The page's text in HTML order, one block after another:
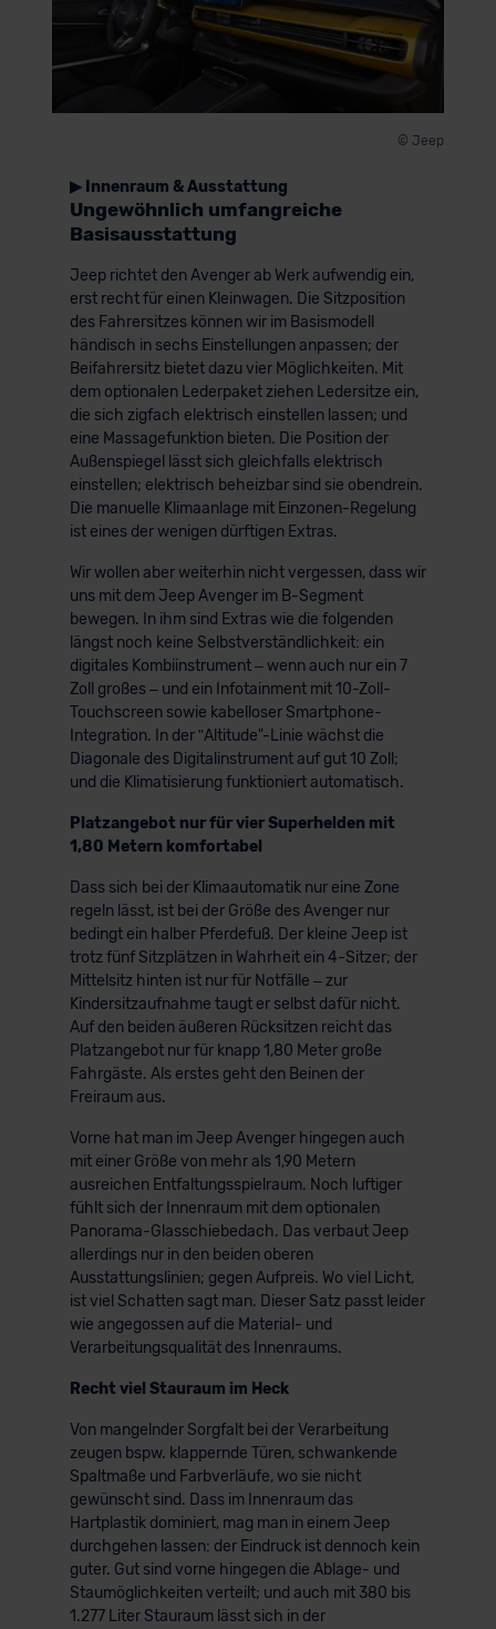
© Jeep
▶ Innenraum & Ausstattung
Ungewöhnlich umfangreiche
Basisausstattung
Jeep richtet den Avenger ab Werk aufwendig ein,
erst recht für einen Kleinwagen. Die Sitzposition
des Fahrersitzes können wir im Basismodell
händisch in sechs Einstellungen anpassen; der
Beifahrersitz bietet dazu vier Möglichkeiten. Mit
dem optionalen Lederpaket ziehen Ledersitze ein,
die sich zigfach elektrisch einstellen lassen; und
eine Massagefunktion bieten. Die Position der
Außenspiegel lässt sich gleichfalls elektrisch
einstellen; elektrisch beheizbar sind sie obendrein.
Die manuelle Klimaanlage mit Einzonen-Regelung
ist eines der wenigen dürftigen Extras.
Wir wollen aber weiterhin nicht vergessen, dass wir
uns mit dem Jeep Avenger im B-Segment
bewegen. In ihm sind Extras wie die folgenden
längst noch keine Selbstverständlichkeit: ein
digitales Kombiinstrument – wenn auch nur ein 7
Zoll großes – und ein Infotainment mit 10-Zoll-
Touchscreen sowie kabelloser Smartphone-
Integration. In der ʺAltitude"-Linie wächst die
Diagonale des Digitalinstrument auf gut 10 Zoll;
und die Klimatisierung funktioniert automatisch.
Platzangebot nur für vier Superhelden mit
1,80 Metern komfortabel
Dass sich bei der Klimaautomatik nur eine Zone
regeln lässt, ist bei der Größe des Avenger nur
bedingt ein halber Pferdefuß. Der kleine Jeep ist
trotz fünf Sitzplätzen in Wahrheit ein 4-Sitzer; der
Mittelsitz hinten ist nur für Notfälle – zur
Kindersitzaufnahme taugt er selbst dafür nicht.
Auf den beiden äußeren Rücksitzen reicht das
Platzangebot nur für knapp 1,80 Meter große
Fahrgäste. Als erstes geht den Beinen der
Freiraum aus.
Vorne hat man im Jeep Avenger hingegen auch
mit einer Größe von mehr als 1,90 Metern
ausreichen Entfaltungsspielraum. Noch luftiger
fühlt sich der Innenraum mit dem optionalen
Panorama-Glasschiebedach. Das verbaut Jeep
allerdings nur in den beiden oberen
Ausstattungslinien; gegen Aufpreis. Wo viel Licht,
ist viel Schatten sagt man. Dieser Satz passt leider
wie angegossen auf die Material- und
Verarbeitungsqualität des Innenraums.
Recht viel Stauraum im Heck
Von mangelnder Sorgfalt bei der Verarbeitung
zeugen bspw. klappernde Türen, schwankende
Spaltmaße und Farbverläufe, wo sie nicht
gewünscht sind. Dass im Innenraum das
Hartplastik dominiert, mag man in einem Jeep
durchgehen lassen: der Eindruck ist dennoch kein
guter. Gut sind vorne hingegen die Ablage- und
Staumöglichkeiten verteilt; und auch mit 380 bis
1.277 Liter Stauraum lässt sich in der